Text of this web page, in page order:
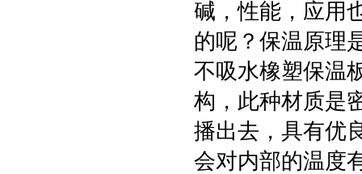
碱，性能，应用
的呢？保温原理
不吸水橡塑保温
构，此种材质是
播出去，具有优
会对内部的温度